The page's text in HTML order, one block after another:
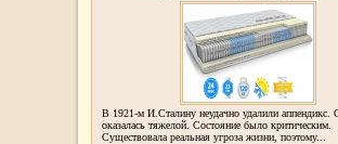
В 1921-м И.Сталину неудачно удалили аппендикс.
оказалась тяжелой. Состояние было критическим.
Существовала реальная угроза жизни, поэтому...